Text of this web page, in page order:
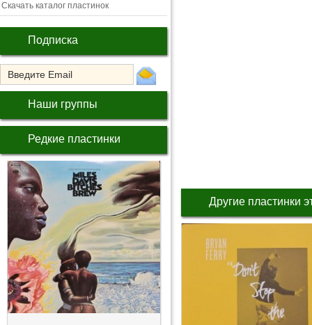
Скачать каталог пластинок
Подписка
Наши группы
Редкие пластинки
Другие пластинки